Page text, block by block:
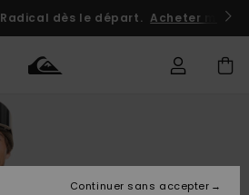
Radical dès le départ. Acheter
à
Continuer sans accepter